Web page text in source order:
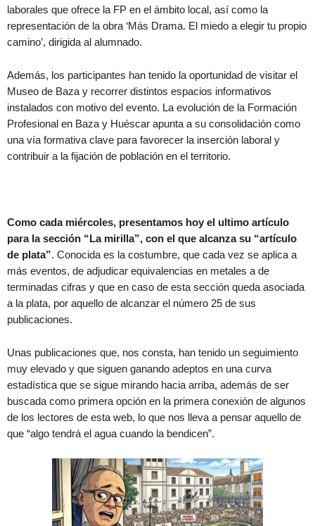
laborales que ofrece la FP en el ámbito local, así como la
representación de la obra ‘Más Drama. El miedo a elegir tu propio
camino’, dirigida al alumnado.
Además, los participantes han tenido la oportunidad de visitar el
Museo de Baza y recorrer distintos espacios informativos
instalados con motivo del evento. La evolución de la Formación
Profesional en Baza y Huéscar apunta a su consolidación como
una vía formativa clave para favorecer la inserción laboral y
contribuir a la fijación de población en el territorio.
Como cada miércoles, presentamos hoy el ultimo artículo
para la sección “La mirilla”, con el que alcanza su “artículo
de plata”. Conocida es la costumbre, que cada vez se aplica a
más eventos, de adjudicar equivalencias en metales a de
terminadas cifras y que en caso de esta sección queda asociada
a la plata, por aquello de alcanzar el número 25 de sus
publicaciones.
Unas publicaciones que, nos consta, han tenido un seguimiento
muy elevado y que siguen ganando adeptos en una curva
estadística que se sigue mirando hacia arriba, además de ser
buscada como primera opción en la primera conexión de algunos
de los lectores de esta web, lo que nos lleva a pensar aquello de
que “algo tendrá el agua cuando la bendicen”.